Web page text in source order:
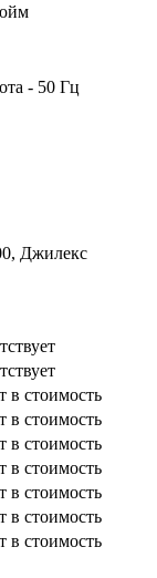
- 50 Гц
Джилекс
в стоимость
в стоимость
в стоимость
в стоимость
в стоимость
в стоимость
в стоимость